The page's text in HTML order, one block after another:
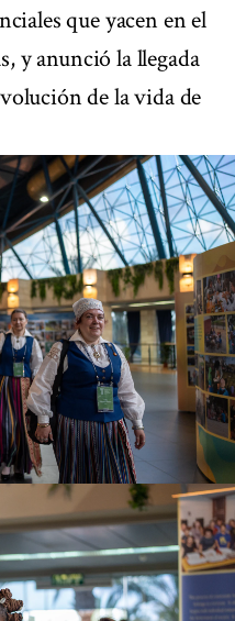
que yacen en el
y anunció la llegada
de la vida de